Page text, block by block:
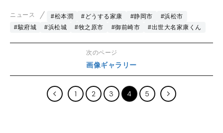
ニュース #松本潤 #どうする家康 #静岡市
#浜松市
#駿府城
#浜松城 #牧之原市 #御前崎市 #出世大名家康くん
次のページ
画像ギャラリー
1 2 3 4 5